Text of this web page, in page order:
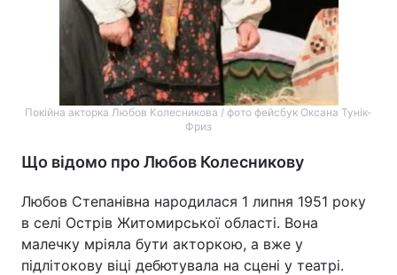
Покійна акторка Любов Колесникова / фото фейсбук Оксана Тунік-
Фриз
Що відомо про Любов Колесникову
Любов Степанівна народилася 1 липня 1951 року
в селі Острів Житомирської області. Вона
малечку мріяла бути акторкою, а вже у
підлітокову віці дебютувала на сцені у театрі.